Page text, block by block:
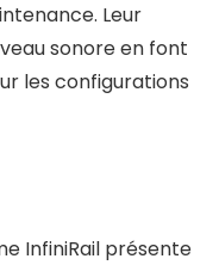
Leur
sonore en font
les configurations
InfiniRail présente